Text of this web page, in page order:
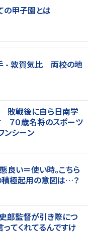
の甲子園とは
手 - 敦賀気比 両校の地
敗戦後に自ら日南学
７０歳名将のスポーツ
ンシーン
良い＝使い時。こちら
積極起用の意図は…？
郎監督が引き際につ
てくれてるんですけ